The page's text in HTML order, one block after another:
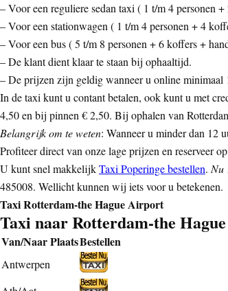
– Voor een reguliere sedan taxi ( 1 t/m 4 personen
– Voor een stationwagen ( 1 t/m 4 personen + 4
– Voor een bus ( 5 t/m 8 personen + 6 koffers +
– De klant dient klaar te staan bij ophaaltijd.
– De prijzen zijn geldig wanneer u online minimaal
In de taxi kunt u contant betalen, ook kunt u met
4,50 en bij pinnen € 2,50. Bij ophalen van
Belangrijk om te weten: Wanneer u minder dan 12
Profiteer direct van onze lage prijzen en reserveer
U kunt snel makkelijkTaxi Poperinge bestellen. Nu
485008. Wellicht kunnen wij iets voor u betekenen.
Taxi Rotterdam-the Hague Airport
Taxi naar Rotterdam-the
Van/Naar PlaatsBestellen
Antwerpen